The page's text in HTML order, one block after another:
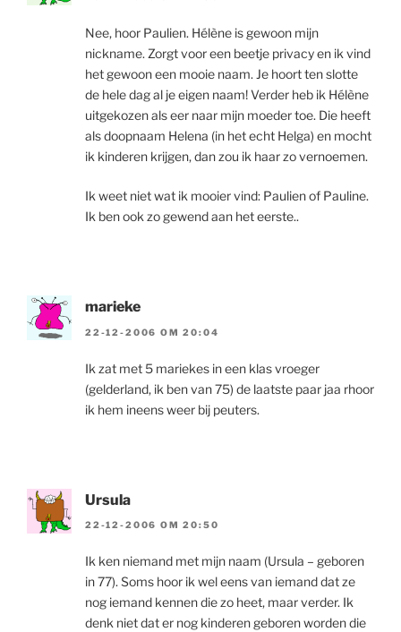
Nee, hoor Paulien. Hélène is gewoon mijn
nickname. Zorgt voor een beetje privacy en ik vind
het gewoon een mooie naam. Je hoort ten slotte
de hele dag al je eigen naam! Verder heb ik Hélène
uitgekozen als eer naar mijn moeder toe. Die heeft
als doopnaam Helena (in het echt Helga) en mocht
ik kinderen krijgen, dan zou ik haar zo vernoemen.
Ik weet niet wat ik mooier vind: Paulien of Pauline.
Ik ben ook zo gewend aan het eerste..
marieke
22-12-2006 OM 20:04
Ik zat met 5 mariekes in een klas vroeger
(gelderland, ik ben van 75) de laatste paar jaa rhoor
ik hem ineens weer bij peuters.
Ursula
22-12-2006 OM 20:50
Ik ken niemand met mijn naam (Ursula – geboren
in 77). Soms hoor ik wel eens van iemand dat ze
nog iemand kennen die zo heet, maar verder. Ik
denk niet dat er nog kinderen geboren worden die